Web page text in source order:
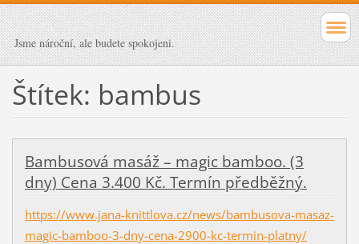
Jsme nároční, ale budete spokojeni.
Štítek: bambus
Bambusová masáž – magic bamboo. (3
dny) Cena 3.400 Kč. Termín předběžný.
https://www.jana-knittlova.cz/news/bambusova-masaz-
magic-bamboo-3-dny-cena-2900-kc-termin-platny/